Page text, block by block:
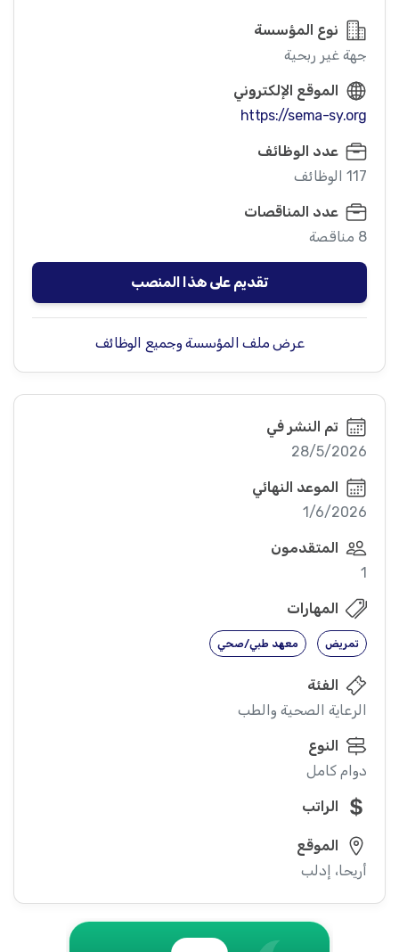
نوع المؤسسة
جهة غير ربحية
الموقع الإلكتروني
https://sema-sy.org
عدد الوظائف
117 الوظائف
عدد المناقصات
8 مناقصة
تقديم على هذا المنصب
عرض ملف المؤسسة وجميع الوظائف
تم النشر في
28/5/2026
الموعد النهائي
1/6/2026
المتقدمون
1
المهارات
تمريض معهد طبي/صحي
الفئة
الرعاية الصحية والطب
النوع
دوام كامل
الراتب
الموقع
أريحا، إدلب